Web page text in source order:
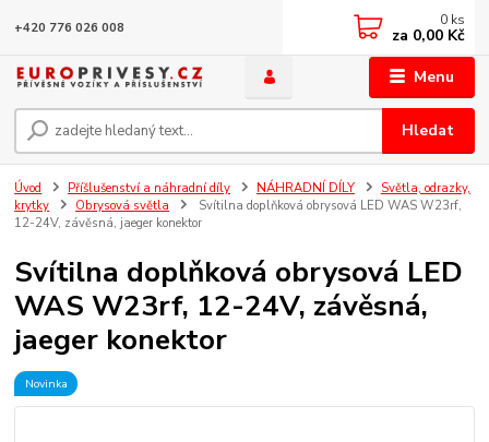
Menu
Hledat
+420 776 026 008 0 ks
za 0,00 Kč
Úvod Příšlušenství a náhradní díly NÁHRADNÍ DÍLY
Světla, odrazky,
krytky
Obrysová světla
Svítilna doplňková obrysová LED WAS W23rf,
12-24V, závěsná, jaeger konektor
Svítilna doplňková obrysová LED
WAS W23rf, 12-24V, závěsná,
jaeger konektor
Novinka